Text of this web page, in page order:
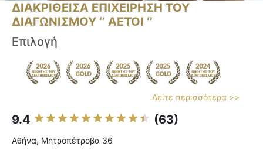
ΔΙΑΚΡΙΘΕΙΣΑ ΕΠΙΧΕΙΡΗΣΗ ΤΟΥ
ΔΙΑΓΩΝΙΣΜΟΥ ‘’ ΑΕΤΟΙ ‘’
Επιλογή
Δείτε περισσότερα >>
9.4 (63)
Αθήνα, Μητροπέτροβα 36